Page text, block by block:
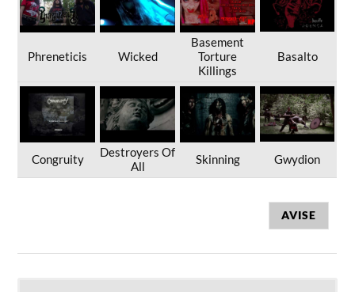
Phreneticis Wicked
Basement
Torture
Killings
Basalto
Congruity
Destroyers Of
All
Skinning Gwydion
AVISE